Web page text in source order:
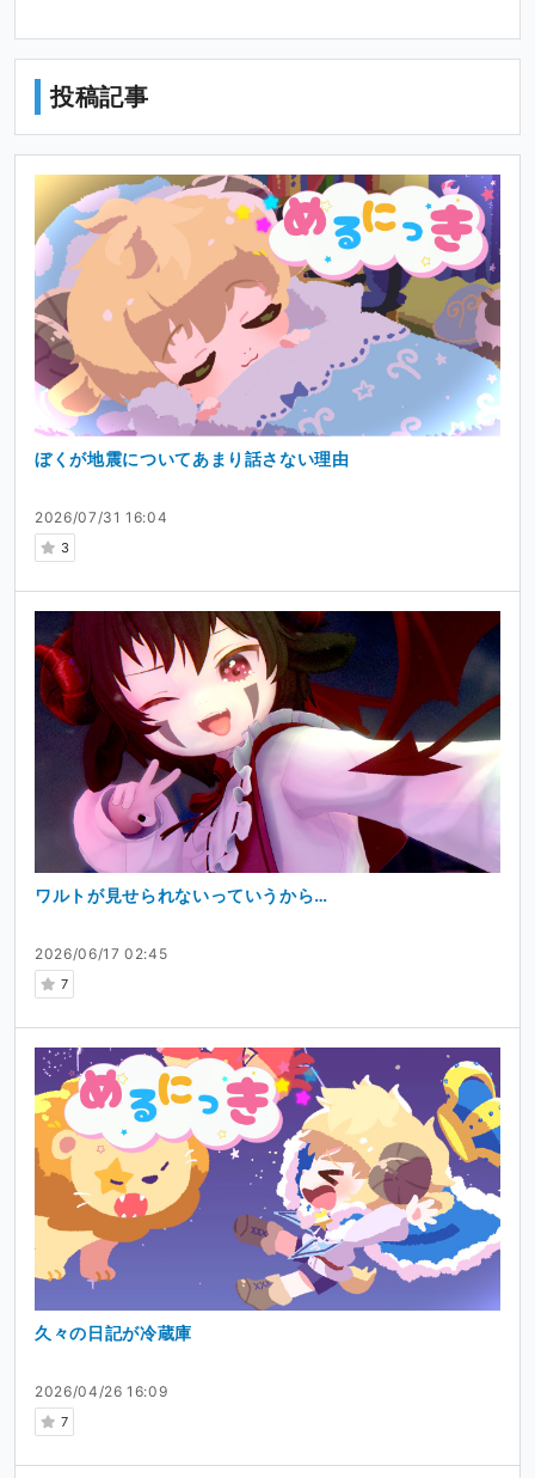
投稿記事
2026/07/31 16:04
3
ぼくが地震についてあまり話さない理由
2026/06/17 02:45
7
ワルトが見せられないっていうから…
2026/04/26 16:09
7
久々の日記が冷蔵庫